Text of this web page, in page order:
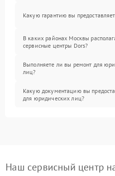
Какую гарантию вы
В каких районах Москвы
сервисные центры Dors?
Выполняете ли вы ремонт для
лиц?
Какую документацию вы
для юридических лиц?
Наш сервисный центр